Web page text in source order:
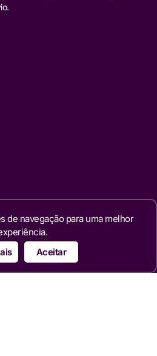
de navegação para uma melhor
Aceitar